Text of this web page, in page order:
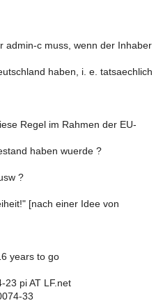
admin-c muss, wenn der Inhaber
haben, i. e. tatsaechlich
Regel im Rahmen der EU-
haben wuerde ?
?
[nach einer Idee von
years to go
23 pi AT LF.net
33